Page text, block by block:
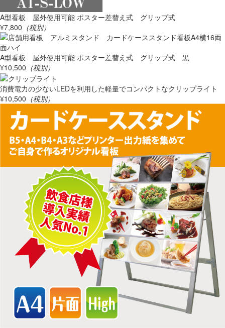
A型看板 屋外使用可能 ポスター差替え式 グリップ式
¥7,800 （税別）
A型看板 屋外使用可能 ポスター差替え式 グリップ式 黒
¥10,500 （税別）
消費電力の少ないLEDを利用した軽量でコンパクトなクリップライト
¥10,500 （税別）